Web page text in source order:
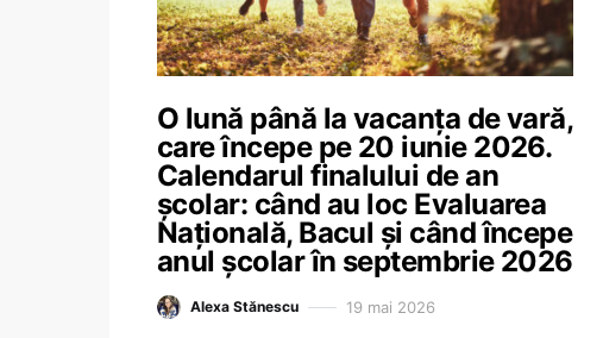
O lună până la vacanța de vară,
care începe pe 20 iunie 2026.
Calendarul finalului de an
școlar: când au loc Evaluarea
Națională, Bacul și când începe
anul școlar în septembrie 2026
Alexa Stănescu 19 mai 2026